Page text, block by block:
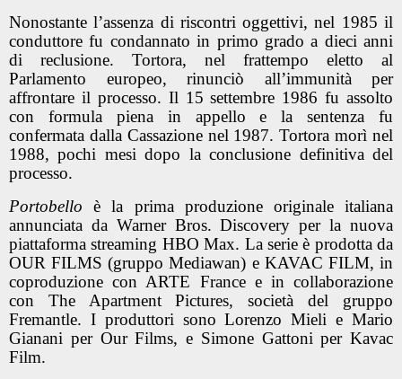
Nonostante l’assenza di riscontri oggettivi, nel 1985 il
conduttore fu condannato in primo grado a dieci anni
di reclusione. Tortora, nel frattempo eletto al
Parlamento europeo, rinunciò all’immunità per
affrontare il processo. Il 15 settembre 1986 fu assolto
con formula piena in appello e la sentenza fu
confermata dalla Cassazione nel 1987. Tortora morì nel
1988, pochi mesi dopo la conclusione definitiva del
processo.
Portobello è la prima produzione originale italiana
annunciata da Warner Bros. Discovery per la nuova
piattaforma streaming HBO Max. La serie è prodotta da
OUR FILMS (gruppo Mediawan) e KAVAC FILM, in
coproduzione con ARTE France e in collaborazione
con The Apartment Pictures, società del gruppo
Fremantle. I produttori sono Lorenzo Mieli e Mario
Gianani per Our Films, e Simone Gattoni per Kavac
Film.